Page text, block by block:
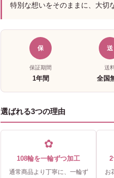
特別な想いをそのままに、大切
保
保証期間
1年間
送
送
全国
選ばれる3つの理由
✿
108輪を一輪ずつ加工
通常商品より丁寧に、一輪ず
お